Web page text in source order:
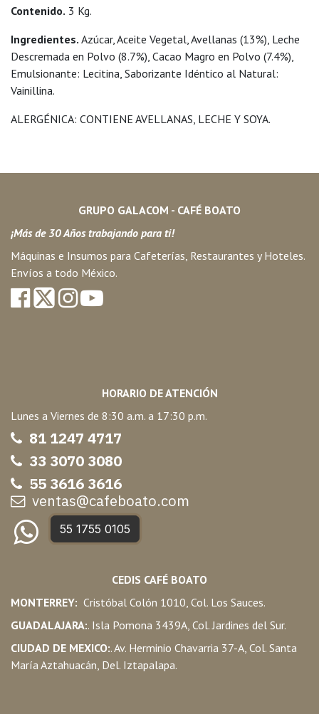
Contenido. 3 Kg.
Ingredientes. Azúcar, Aceite Vegetal, Avellanas (13%), Leche
Descremada en Polvo (8.7%), Cacao Magro en Polvo (7.4%),
Emulsionante: Lecitina, Saborizante Idéntico al Natural:
Vainillina.
ALERGÉNICA: CONTIENE AVELLANAS, LECHE Y SOYA.
GRUPO GALACOM - CAFÉ BOATO
¡Más de 30 Años trabajando para ti!
Máquinas e Insumos para Cafeterías, Restaurantes y Hoteles.
Envíos a todo México.
HORARIO DE ATENCIÓN
Lunes a Viernes de 8:30 a.m. a 17:30 p.m.
81 1247 4717
33 3070 3080
55 3616 3616
ventas@cafeboato.com
55 1755 0105
CEDIS CAFÉ BOATO
MONTERREY: Cristóbal Colón 1010, Col. Los Sauces.
GUADALAJARA:. Isla Pomona 3439A, Col. Jardines del Sur.
CIUDAD DE MEXICO:. Av. Herminio Chavarria 37-A, Col. Santa
María Aztahuacán, Del. Iztapalapa.